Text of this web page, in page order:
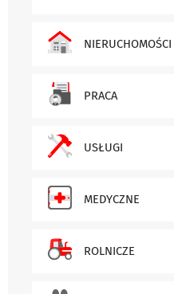
NIERUCHOMOŚCI
PRACA
USŁUGI
MEDYCZNE
ROLNICZE